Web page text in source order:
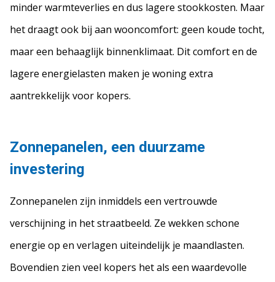
minder warmteverlies en dus lagere stookkosten. Maar
het draagt ook bij aan wooncomfort: geen koude tocht,
maar een behaaglijk binnenklimaat. Dit comfort en de
lagere energielasten maken je woning extra
aantrekkelijk voor kopers.
Zonnepanelen, een duurzame
investering
Zonnepanelen zijn inmiddels een vertrouwde
verschijning in het straatbeeld. Ze wekken schone
energie op en verlagen uiteindelijk je maandlasten.
Bovendien zien veel kopers het als een waardevolle